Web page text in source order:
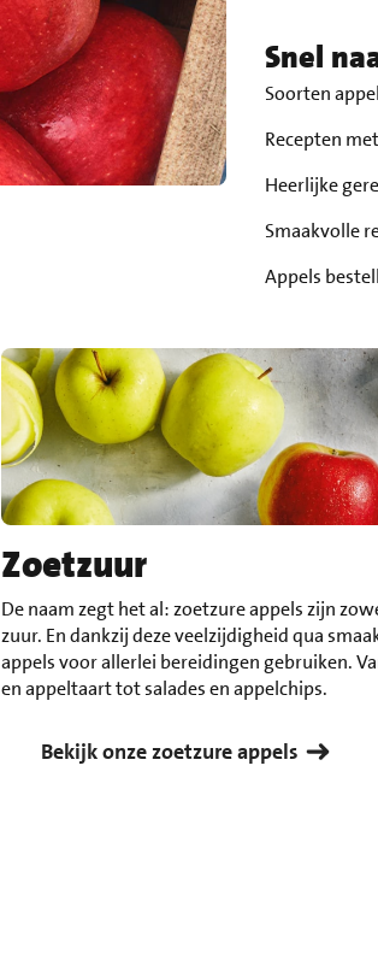
Snel
Soorten
Recepten
Heerlijke
Smaakvolle
Appels
Zoetzuur
De naam zegt het al: zoetzure appels zijn
zuur. En dankzij deze veelzijdigheid qua
appels voor allerlei bereidingen gebruiken.
en appeltaart tot salades en appelchips.
Bekijk onze zoetzure appels